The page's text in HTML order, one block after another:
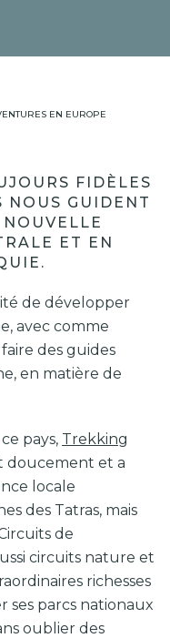
EN EUROPE
FIDÈLES
NOUS GUIDENT
ET EN
de développer
avec comme
des guides
en matière de
pays, Trekking
doucement et a
locale
des Tatras, mais
de
circuits nature et
richesses
ses parcs nationaux
oublier des